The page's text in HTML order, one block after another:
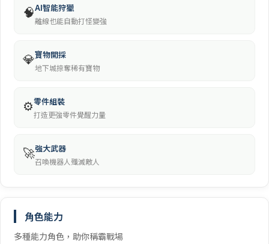
🧠AI智能狩獵
離線也能自動打怪變強
💎寶物開採
地下城掠奪稀有寶物
⚙️零件組裝
打造更強零件覺醒力量
🚀強大武器
召喚機器人殲滅敵人
角色能力
多種能力角色，助你稱霸戰場